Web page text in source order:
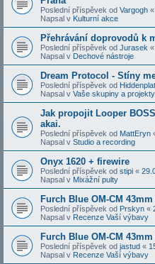
Poslední příspěvek od Vargogh «
Napsal v Kulturní akce
Přehrávání doprovodů k
Poslední příspěvek od Jurasek «
Napsal v Dechové nástroje
Dream Protocol - Stíny
Poslední příspěvek od
Napsal v Vaše skupiny a projekty
Jak propojit Looper
akai.
Poslední příspěvek od MattEryn
Napsal v Studio a recording
Onyx 1620 + firewire
Poslední příspěvek od stipi «
Napsal v Mixážní pulty
Furch Blue OM-CM
Poslední příspěvek od Prskyn «
Napsal v Recenze Vaší výbavy
Furch Blue OM-CM 43mm
Poslední příspěvek od jastud «
Napsal v Recenze Vaší výbavy